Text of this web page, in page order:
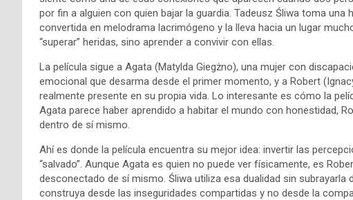
por fin a alguien con quien bajar la guardia. Tadeusz Śliwa toma
convertida en melodrama lacrimógeno y la lleva hacia un lugar
“superar” heridas, sino aprender a convivir con ellas.
La película sigue a Agata (Matylda Giegżno), una mujer con
emocional que desarma desde el primer momento, y a Robert
realmente presente en su propia vida. Lo interesante es cómo la
Agata parece haber aprendido a habitar el mundo con honestidad,
dentro de sí mismo.
Ahí es donde la película encuentra su mejor idea: invertir las
“salvado”. Aunque Agata es quien no puede ver físicamente, es
desconectado de sí mismo. Śliwa utiliza esa dualidad sin subrayarla
construya desde las inseguridades compartidas y no desde la